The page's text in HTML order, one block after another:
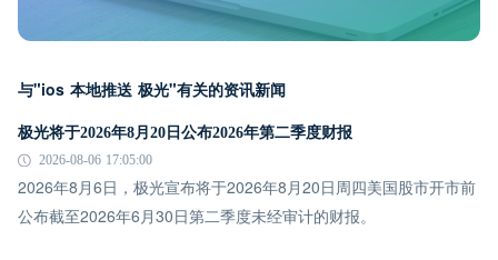
与"ios 本地推送 极光"有关的资讯新闻
极光将于2026年8月20日公布2026年第二季度财报
2026-08-06 17:05:00
2026年8月6日，极光宣布将于2026年8月20日周四美国股市开市前
公布截至2026年6月30日第二季度未经审计的财报。